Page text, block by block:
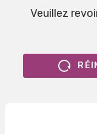
Veuillez